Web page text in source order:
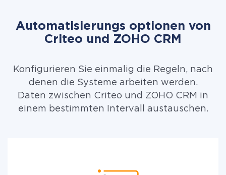
Automatisierungs optionen von
Criteo und ZOHO CRM
Konfigurieren Sie einmalig die Regeln, nach
denen die Systeme arbeiten werden.
Daten zwischen Criteo und ZOHO CRM in
einem bestimmten Intervall austauschen.